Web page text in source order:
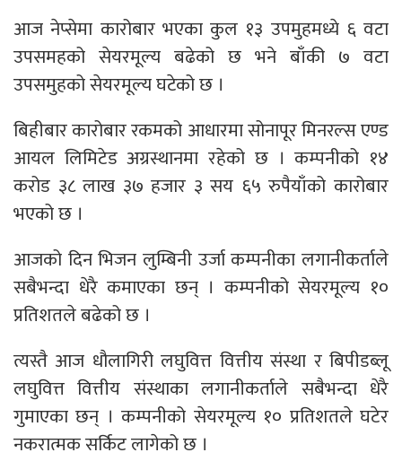
आज नेप्सेमा कारोबार भएका कुल १३ उपमुहमध्ये ६ वटा
उपसमहको सेयरमूल्य बढेको छ भने बाँकी ७ वटा
उपसमुहको सेयरमूल्य घटेको छ ।
बिहीबार कारोबार रकमको आधारमा सोनापूर मिनरल्स एण्ड
आयल लिमिटेड अग्रस्थानमा रहेको छ । कम्पनीको १४
करोड ३८ लाख ३७ हजार ३ सय ६५ रुपैयाँको कारोबार
भएको छ ।
आजको दिन भिजन लुम्बिनी उर्जा कम्पनीका लगानीकर्ताले
सबैभन्दा धेरै कमाएका छन् । कम्पनीको सेयरमूल्य १०
प्रतिशतले बढेको छ ।
त्यस्तै आज धौलागिरी लघुवित्त वित्तीय संस्था र बिपीडब्लू
लघुवित्त वित्तीय संस्थाका लगानीकर्ताले सबैभन्दा धेरै
गुमाएका छन् । कम्पनीको सेयरमूल्य १० प्रतिशतले घटेर
नकरात्मक सर्किट लागेको छ ।